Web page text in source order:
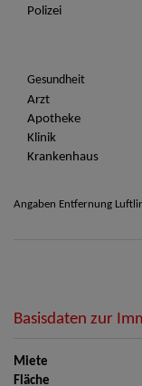
Polizei
Gesundheit
Arzt
Apotheke
Klinik
Krankenhaus
Angaben Entfernung
Basisdaten zur
Miete
Fläche